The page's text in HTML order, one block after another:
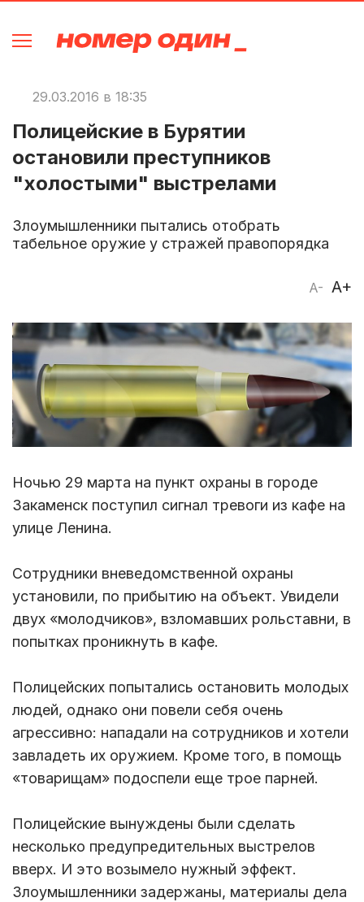
29.03.2016 в 18:35
Полицейские в Бурятии
остановили преступников
"холостыми" выстрелами
Злоумышленники пытались отобрать
табельное оружие у стражей правопорядка
A- A+
Ночью 29 марта на пункт охраны в городе
Закаменск поступил сигнал тревоги из кафе на
улице Ленина.
Сотрудники вневедомственной охраны
установили, по прибытию на объект. Увидели
двух «молодчиков», взломавших рольставни, в
попытках проникнуть в кафе.
Полицейских попытались остановить молодых
людей, однако они повели себя очень
агрессивно: нападали на сотрудников и хотели
завладеть их оружием. Кроме того, в помощь
«товарищам» подоспели еще трое парней.
Полицейские вынуждены были сделать
несколько предупредительных выстрелов
вверх. И это возымело нужный эффект.
Злоумышленники задержаны, материалы дела